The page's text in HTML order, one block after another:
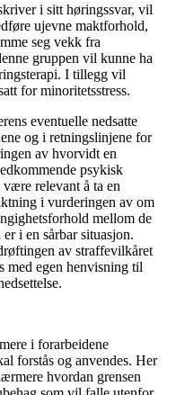
i sitt høringssvar, vil
ujevne maktforhold,
seg vekk fra
gruppen vil kunne ha
I tillegg vil
for minoritetsstress.
eventuelle nedsatte
og i retningslinjene for
av hvorvidt en
psykisk
relevant å ta en
i vurderingen av om
mellom de
i en sårbar situasjon.
av straffevilkåret
med egen henvisning til
i forarbeidene
forstås og anvendes. Her
hvordan grensen